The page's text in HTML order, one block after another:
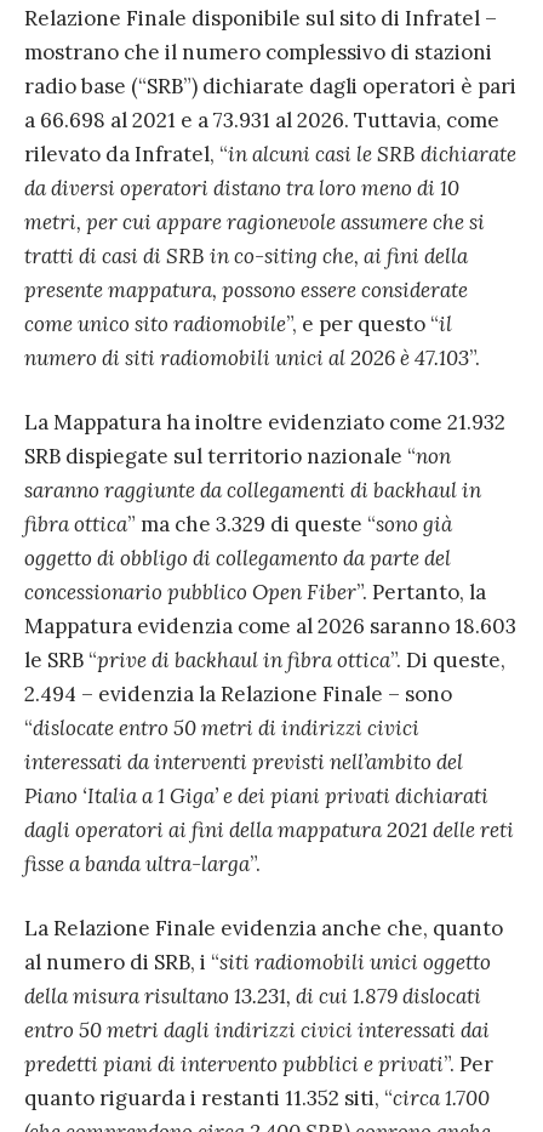
Relazione Finale disponibile sul sito di Infratel –
mostrano che il numero complessivo di stazioni
radio base (“SRB”) dichiarate dagli operatori è pari
a 66.698 al 2021 e a 73.931 al 2026. Tuttavia, come
rilevato da Infratel, “in alcuni casi le SRB dichiarate
da diversi operatori distano tra loro meno di 10
metri, per cui appare ragionevole assumere che si
tratti di casi di SRB in co-siting che, ai fini della
presente mappatura, possono essere considerate
come unico sito radiomobile”, e per questo “il
numero di siti radiomobili unici al 2026 è 47.103”.
La Mappatura ha inoltre evidenziato come 21.932
SRB dispiegate sul territorio nazionale “non
saranno raggiunte da collegamenti di backhaul in
fibra ottica” ma che 3.329 di queste “sono già
oggetto di obbligo di collegamento da parte del
concessionario pubblico Open Fiber”. Pertanto, la
Mappatura evidenzia come al 2026 saranno 18.603
le SRB “prive di backhaul in fibra ottica”. Di queste,
2.494 – evidenzia la Relazione Finale – sono
“dislocate entro 50 metri di indirizzi civici
interessati da interventi previsti nell’ambito del
Piano ‘Italia a 1 Giga’ e dei piani privati dichiarati
dagli operatori ai fini della mappatura 2021 delle reti
fisse a banda ultra-larga”.
La Relazione Finale evidenzia anche che, quanto
al numero di SRB, i “siti radiomobili unici oggetto
della misura risultano 13.231, di cui 1.879 dislocati
entro 50 metri dagli indirizzi civici interessati dai
predetti piani di intervento pubblici e privati”. Per
quanto riguarda i restanti 11.352 siti, “circa 1.700